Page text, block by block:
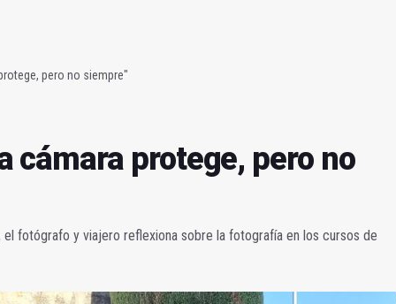
pero no siempre"
cámara protege, pero no
el fotógrafo y viajero reflexiona sobre la fotografía en los cursos de